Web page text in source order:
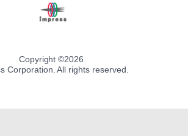
Copyright ©2026
Corporation. All rights reserved.